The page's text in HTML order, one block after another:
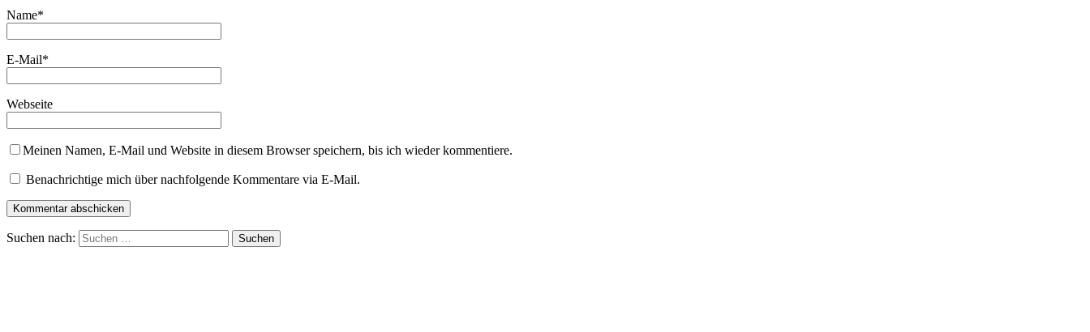
Name*
E-Mail*
Webseite
Meinen Namen, E-Mail und Website in diesem Browser speichern, bis ich wieder kommentiere.
Benachrichtige mich über nachfolgende Kommentare via E-Mail.
Suchen nach: